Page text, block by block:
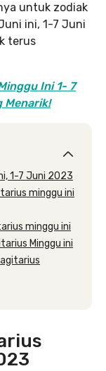
untuk zodiak
ini, 1-7 Juni
terus
Ini 1- 7
Menarik!
1-7 Juni 2023
minggu ini
minggu ini
Minggu ini